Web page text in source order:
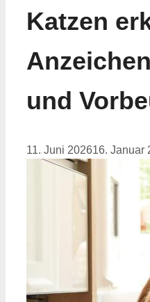
Katzen
und
11. Juni 202616. Januar